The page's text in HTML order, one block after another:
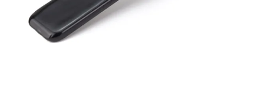
Kataloger